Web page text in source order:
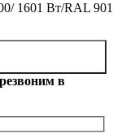
1601 Bт/RAL
в